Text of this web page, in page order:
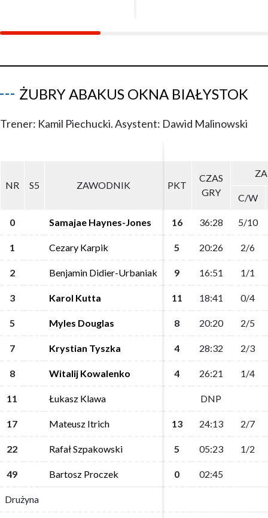
ŻUBRY ABAKUS OKNA BIAŁYSTOK
Trener: Kamil Piechucki. Asystent: Dawid Malinowski
NR S5 ZAWODNIK PKT
CZAS
GRY
C/W
0 Samajae Haynes-Jones 16 36:28 5/10
1 Cezary Karpik 5 20:26 2/6
2 Benjamin Didier-Urbaniak 9 16:51 1/1
3 Karol Kutta 11 18:41 0/4
5 Myles Douglas 8 20:20 2/5
7 Krystian Tyszka 4 28:32 2/3
8 Witalij Kowalenko 4 26:21 1/4
11 Łukasz Klawa DNP
17 Mateusz Itrich 13 24:13 2/7
22 Rafał Szpakowski 5 05:23 1/2
49 Bartosz Proczek 0 02:45
Drużyna
NR S5 ZAWODNIK PKT
CZAS
GRY
C/W
0 Samajae Haynes-Jones 16 36:28 5/10
1 Cezary Karpik 5 20:26 2/6
2 Benjamin Didier-Urbaniak 9 16:51 1/1
3 Karol Kutta 11 18:41 0/4
5 Myles Douglas 8 20:20 2/5
7 Krystian Tyszka 4 28:32 2/3
8 Witalij Kowalenko 4 26:21 1/4
11 Łukasz Klawa DNP
17 Mateusz Itrich 13 24:13 2/7
22 Rafał Szpakowski 5 05:23 1/2
49 Bartosz Proczek 0 02:45
Drużyna